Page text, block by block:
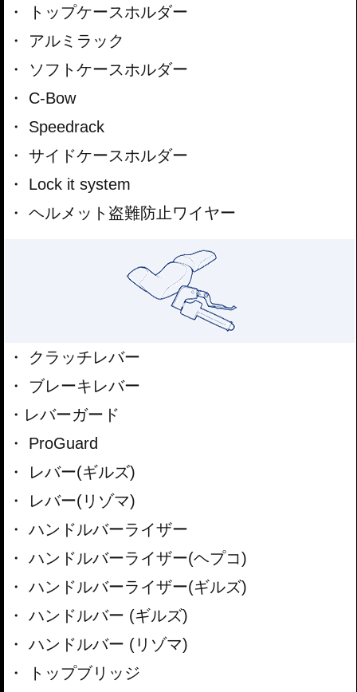
トップケースホルダー
アルミラック
ソフトケースホルダー
C-Bow
Speedrack
サイドケースホルダー
Lock it system
ヘルメット盗難防止ワイヤー
クラッチレバー
ブレーキレバー
レバーガード
ProGuard
レバー(ギルズ)
レバー(リゾマ)
ハンドルバーライザー
ハンドルバーライザー(ヘプコ)
ハンドルバーライザー(ギルズ)
ハンドルバー (ギルズ)
ハンドルバー (リゾマ)
トップブリッジ